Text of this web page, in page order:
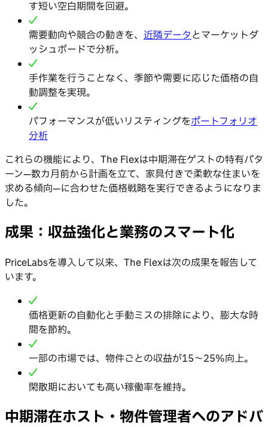
す短い空白期間を回避。
需要動向や競合の動きを、 近隣データとマーケットダ
ッシュボードで分析。
手作業を行うことなく、季節や需要に応じた価格の自
動調整を実現。
パフォーマンスが低いリスティングをポートフォリオ
分析
これらの機能により、The Flexは中期滞在ゲストの特有パタ
ーン—数カ月前から計画を立て、家具付きで柔軟な住まいを
求める傾向—に合わせた価格戦略を実行できるようになりま
した。
成果：収益強化と業務のスマート化
PriceLabsを導入して以来、The Flexは次の成果を報告して
います。
価格更新の自動化と手動ミスの排除により、膨大な時
間を節約。
一部の市場では、物件ごとの収益が15〜25%向上。
閑散期においても高い稼働率を維持。
中期滞在ホスト・物件管理者へのアドバ